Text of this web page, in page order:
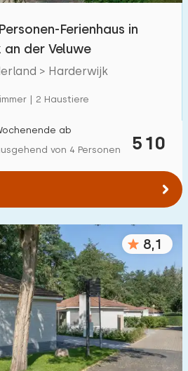
Ferienhaus in
an der Veluwe
> Harderwijk
| 2 Haustiere
510
ab
von 4 Personen
8,1